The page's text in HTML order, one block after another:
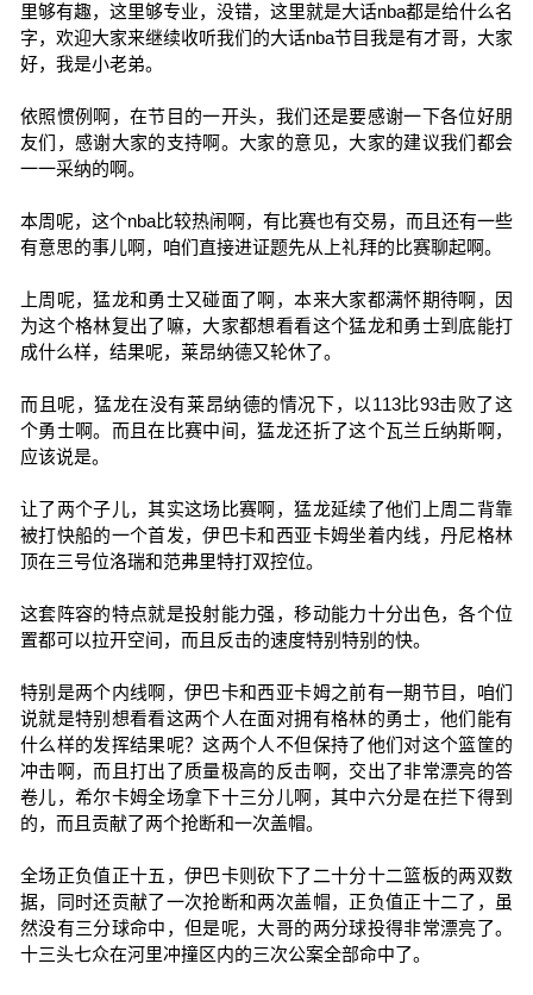
里够有趣，这里够专业，没错，这里就是大话nba都是给什么名
字，欢迎大家来继续收听我们的大话nba节目我是有才哥，大家
好，我是小老弟。
依照惯例啊，在节目的一开头，我们还是要感谢一下各位好朋
友们，感谢大家的支持啊。大家的意见，大家的建议我们都会
一一采纳的啊。
本周呢，这个nba比较热闹啊，有比赛也有交易，而且还有一些
有意思的事儿啊，咱们直接进证题先从上礼拜的比赛聊起啊。
上周呢，猛龙和勇士又碰面了啊，本来大家都满怀期待啊，因
为这个格林复出了嘛，大家都想看看这个猛龙和勇士到底能打
成什么样，结果呢，莱昂纳德又轮休了。
而且呢，猛龙在没有莱昂纳德的情况下，以113比93击败了这
个勇士啊。而且在比赛中间，猛龙还折了这个瓦兰丘纳斯啊，
应该说是。
让了两个子儿，其实这场比赛啊，猛龙延续了他们上周二背靠
被打快船的一个首发，伊巴卡和西亚卡姆坐着内线，丹尼格林
顶在三号位洛瑞和范弗里特打双控位。
这套阵容的特点就是投射能力强，移动能力十分出色，各个位
置都可以拉开空间，而且反击的速度特别特别的快。
特别是两个内线啊，伊巴卡和西亚卡姆之前有一期节目，咱们
说就是特别想看看这两个人在面对拥有格林的勇士，他们能有
什么样的发挥结果呢？这两个人不但保持了他们对这个篮筐的
冲击啊，而且打出了质量极高的反击啊，交出了非常漂亮的答
卷儿，希尔卡姆全场拿下十三分儿啊，其中六分是在拦下得到
的，而且贡献了两个抢断和一次盖帽。
全场正负值正十五，伊巴卡则砍下了二十分十二篮板的两双数
据，同时还贡献了一次抢断和两次盖帽，正负值正十二了，虽
然没有三分球命中，但是呢，大哥的两分球投得非常漂亮了。
十三头七众在河里冲撞区内的三次公案全部命中了。